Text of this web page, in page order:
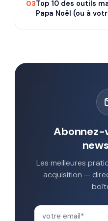
03Top 10 des outils
Papa Noël (ou à
Abonnez-
Les meilleures
acquisition —